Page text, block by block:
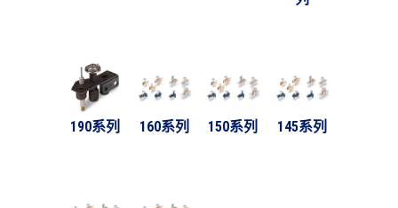
190系列 160系列 150系列 145系列